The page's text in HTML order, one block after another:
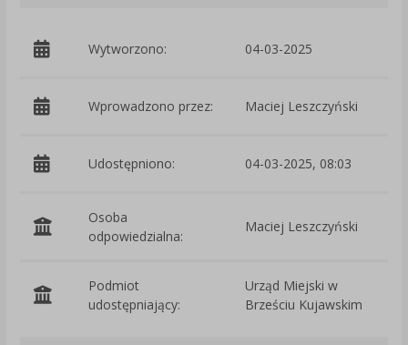
Wytworzono: 04-03-2025
Wprowadzono przez: Maciej Leszczyński
Udostępniono: 04-03-2025, 08:03
Osoba
odpowiedzialna:
Maciej Leszczyński
Podmiot
udostępniający:
Urząd Miejski w
Brześciu Kujawskim